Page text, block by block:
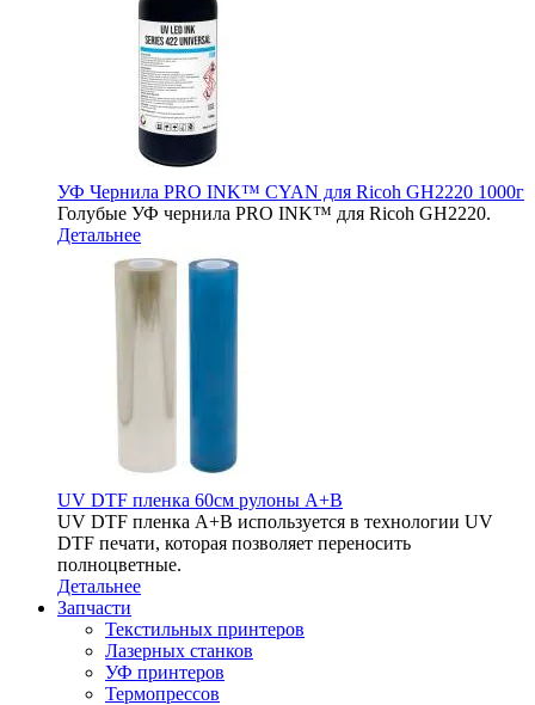
УФ Чернила PRO INK™ CYAN для Ricoh GH2220 1000г
Голубые УФ чернила PRO INK™ для Ricoh GH2220.
Детальнее
UV DTF пленка 60см рулоны A+B
UV DTF пленка A+B используется в технологии UV
DTF печати, которая позволяет переносить
полноцветные.
Детальнее
Запчасти
Текстильных принтеров
Лазерных станков
УФ принтеров
Термопрессов